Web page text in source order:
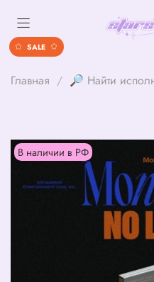
Главная 🔎 Найти
В наличии в РФ